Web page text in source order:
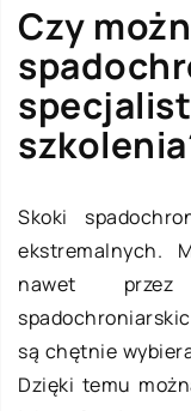
Czy
Skoki
ekstremalnych.
nawet
są chętnie
Dzięki temu